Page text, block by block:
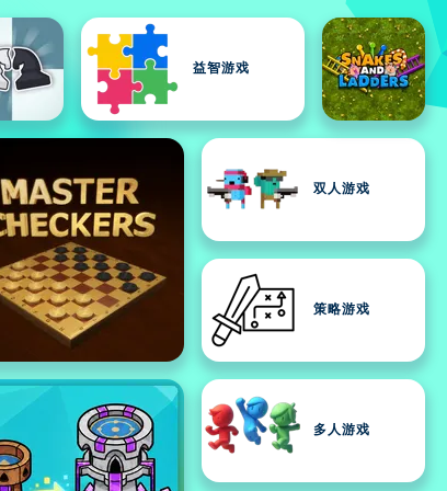
益智游戏
双人游戏
策略游戏
多人游戏